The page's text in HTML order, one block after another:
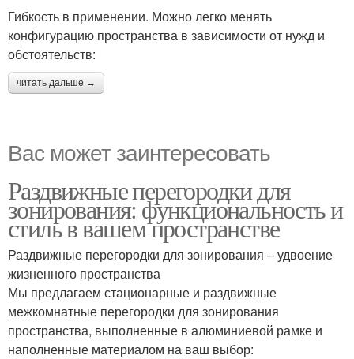
Гибкость в применении. Можно легко менять
конфигурацию пространства в зависимости от нужд и
обстоятельств:
читать дальше →
Вас может заинтересовать
Раздвижные перегородки для
зонирования: функциональность и
стиль в вашем пространстве
Раздвижные перегородки для зонирования – удвоение
жизненного пространства
Мы предлагаем стационарные и раздвижные
межкомнатные перегородки для зонирования
пространства, выполненные в алюминиевой рамке и
наполненные материалом на ваш выбор: